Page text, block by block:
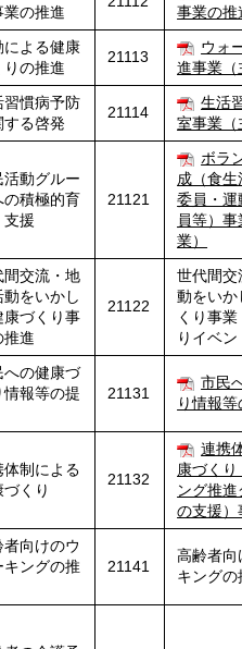
業の推進
事業の推
による健康
りの推進
21113
ウォ
進事業（
習慣病予防
する啓発
21114
生活
室事業（
活動グルー
の積極的育
支援
21121
ボラ
成（食生
委員・運
員等）
業）
間交流・地
動をいかし
康づくり事
推進
21122
世代間交
動をいか
くり事業
りイベン
への健康づ
情報等の提
21131
市民
り情報
体制による
くり
21132
連携
康づく
ング推
の支援）
者向けのウ
キングの推
21141
高齢者向
キング